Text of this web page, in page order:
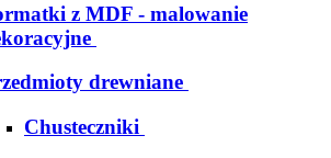
z MDF - malowanie
drewniane
Chusteczniki